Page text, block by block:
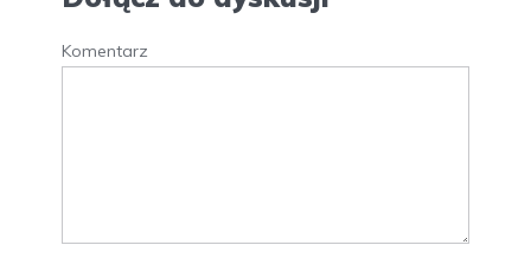
Komentarz